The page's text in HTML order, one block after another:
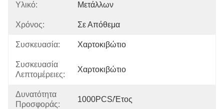
Υλικό: Μετάλλων
Χρόνος: Σε Απόθεμα
Συσκευασία: Χαρτοκιβώτιο
Συσκευασία
Λεπτομέρειες:
Χαρτοκιβώτιο
Δυνατότητα
Προσφοράς:
1000PCS/έτος